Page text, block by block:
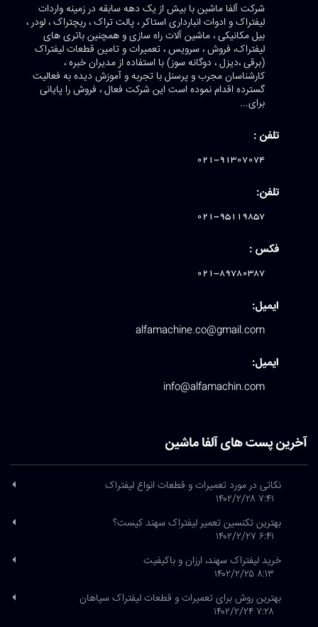
شرکت آلفا ماشین با بیش از یک دهه سابقه در زمینه واردات
لیفتراک و ادوات انبارداری استاکر ، پالت تراک ، ریچتراک ، لودر ،
بیل مکانیکی ، ماشین آلات راه سازی و همچنین باتری های
لیفتراک، فروش ، سرویس ، تعمیرات و تامین قطعات لیفتراک
(برقی ،دیزل ، دوگانه سوز) با استفاده از مدیران خبره ،
کارشناسان مجرب و پرسنل با تجربه و آموزش دیده به فعالیت
گسترده اقدام نموده است این شرکت فعال ، فروش را پایانی
برای...
تلفن :
021-91307074
تلفن:
021-95119857
فکس :
021-89780387
ایمیل:
alfamachine.co@gmail.com
ایمیل:
info@alfamachin.com
آخرین پست های آلفا ماشین
نکاتی در مورد تعمیرات و قطعات انواع لیفتراک
۷:۴۱ ۱۴۰۲/۲/۲۸
بهترین تکنسین تعمیر لیفتراک سهند کیست؟
۶:۴۱ ۱۴۰۲/۲/۲۷
خرید لیفتراک سهند، ارزان و باکیفیت
۸:۱۳ ۱۴۰۲/۲/۲۵
بهترین روش برای تعمیرات و قطعات لیفتراک سپاهان
۷:۲۸ ۱۴۰۲/۲/۲۴